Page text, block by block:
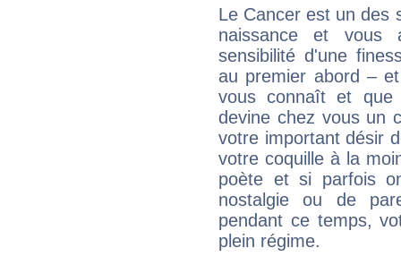
Le Cancer est un des
naissance et vous
sensibilité d'une
au premier abord –
vous connaît et
devine chez vous un
votre important désir
votre coquille à la
poète et si parfois
nostalgie ou de
pendant ce temps,
plein régime.